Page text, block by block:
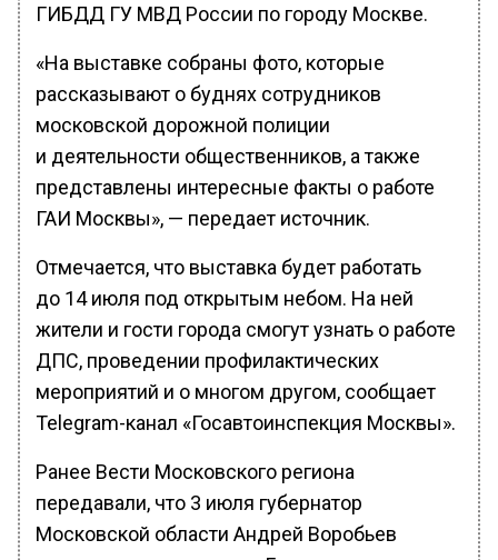
ГИБДД ГУ МВД России по городу Москве.
«На выставке собраны фото, которые
рассказывают о буднях сотрудников
московской дорожной полиции
и деятельности общественников, а также
представлены интересные факты о работе
ГАИ Москвы», — передает источник.
Отмечается, что выставка будет работать
до 14 июля под открытым небом. На ней
жители и гости города смогут узнать о работе
ДПС, проведении профилактических
мероприятий и о многом другом, сообщает
Telegram-канал «Госавтоинспекция Москвы».
Ранее Вести Московского региона
передавали, что 3 июля губернатор
Московской области Андрей Воробьев